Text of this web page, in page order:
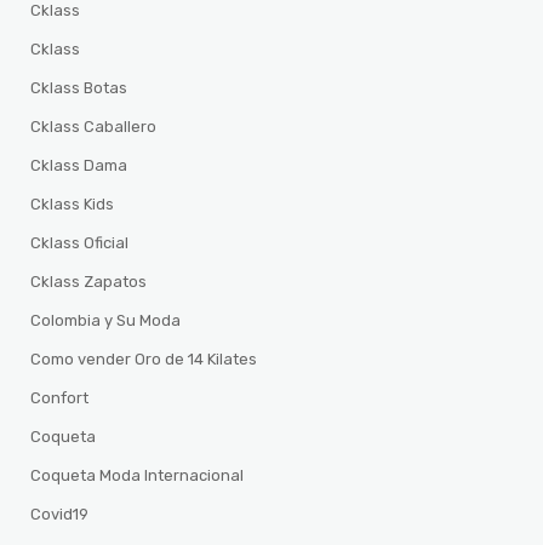
Cklass
Cklass
Cklass Botas
Cklass Caballero
Cklass Dama
Cklass Kids
Cklass Oficial
Cklass Zapatos
Colombia y Su Moda
Como vender Oro de 14 Kilates
Confort
Coqueta
Coqueta Moda Internacional
Covid19